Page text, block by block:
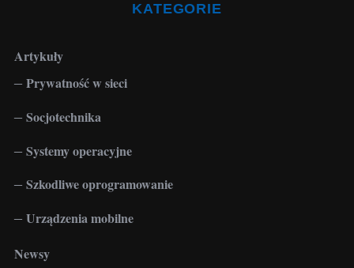
KATEGORIE
Artykuły
Prywatność w sieci
Socjotechnika
Systemy operacyjne
Szkodliwe oprogramowanie
Urządzenia mobilne
Newsy